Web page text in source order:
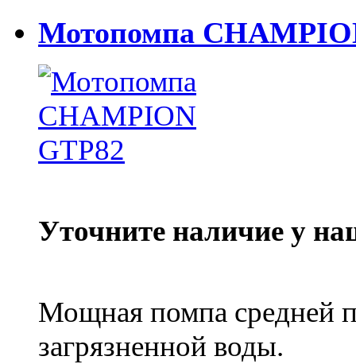
Мотопомпа
Уточните наличие у
Мощная помпа средней
загрязненной воды.